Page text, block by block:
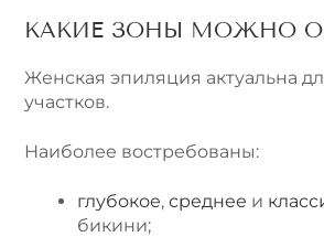
КАКИЕ ЗОНЫ МОЖНО
Женская эпиляция актуальна
участков.
Наиболее востребованы:
глубокое, среднее и
бикини;